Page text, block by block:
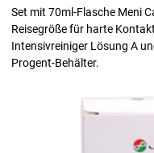
Set mit 70ml-Flasche Meni
Reisegröße für harte
Intensivreiniger Lösung A
Progent-Behälter.